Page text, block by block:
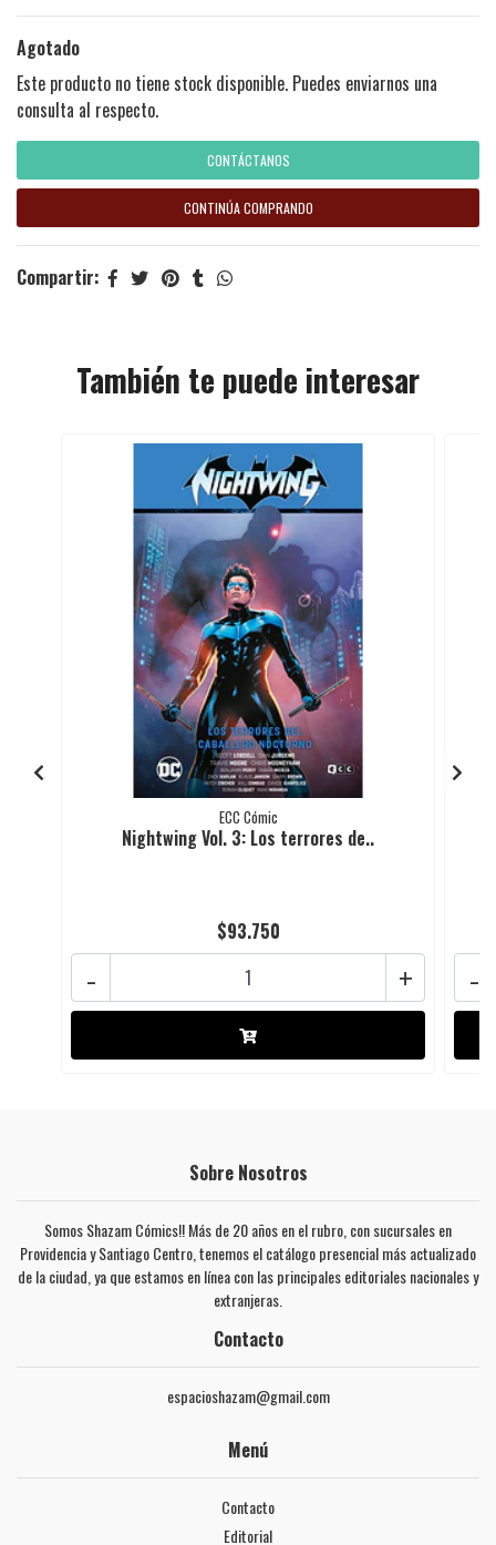
Agotado
Este producto no tiene stock disponible. Puedes enviarnos una
consulta al respecto.
CONTÁCTANOS
CONTINÚA COMPRANDO
Compartir:
También te puede interesar
ECC Cómic
Nightwing Vol. 3: Los terrores de..
$93.750
+
- -
Sobre Nosotros
Somos Shazam Cómics!! Más de 20 años en el rubro, con sucursales en
Providencia y Santiago Centro, tenemos el catálogo presencial más actualizado
de la ciudad, ya que estamos en línea con las principales editoriales nacionales y
extranjeras.
Contacto
espacioshazam@gmail.com
Menú
Contacto
Editorial